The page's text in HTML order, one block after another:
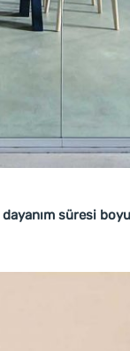
süresi